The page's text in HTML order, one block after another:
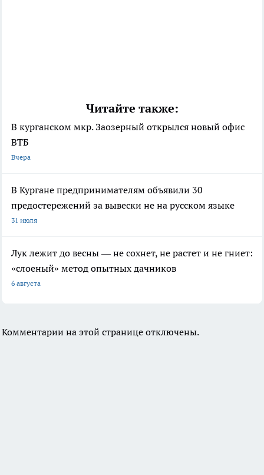
Читайте также:
В курганском мкр. Заозерный открылся новый офис
ВТБ
Вчера
В Кургане предпринимателям объявили 30
предостережений за вывески не на русском языке
31 июля
Лук лежит до весны — не сохнет, не растет и не гниет:
«слоеный» метод опытных дачников
6 августа
Комментарии на этой странице отключены.